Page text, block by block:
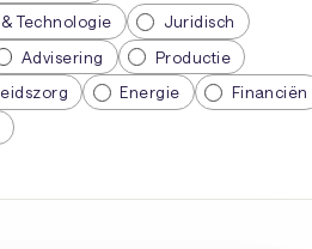
Technologie
Juridisch
Advisering
Productie
Energie
Financiën